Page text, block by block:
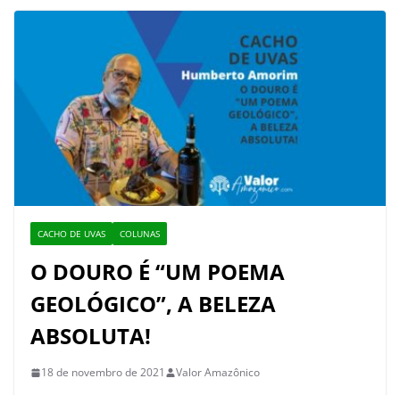
CACHO DE UVAS COLUNAS
O DOURO É “UM POEMA
GEOLÓGICO”, A BELEZA
ABSOLUTA!
18 de novembro de 2021 Valor Amazônico